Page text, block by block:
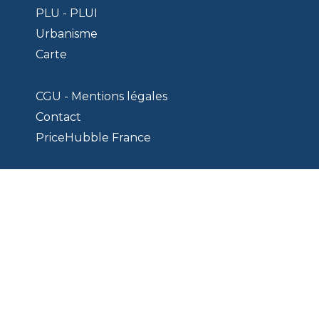
PLU - PLUI
Urbanisme
Carte
CGU - Mentions légales
Contact
PriceHubble France